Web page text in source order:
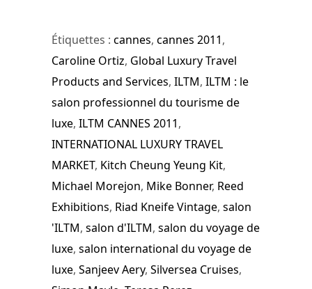
Étiquettes : cannes, cannes 2011,
Caroline Ortiz, Global Luxury Travel
Products and Services, ILTM, ILTM : le
salon professionnel du tourisme de
luxe, ILTM CANNES 2011,
INTERNATIONAL LUXURY TRAVEL
MARKET, Kitch Cheung Yeung Kit,
Michael Morejon, Mike Bonner, Reed
Exhibitions, Riad Kneife Vintage, salon
'ILTM, salon d'ILTM, salon du voyage de
luxe, salon international du voyage de
luxe, Sanjeev Aery, Silversea Cruises,